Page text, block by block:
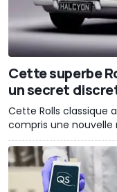
Cette superbe
un secret
Cette Rolls classique
compris une nouvelle